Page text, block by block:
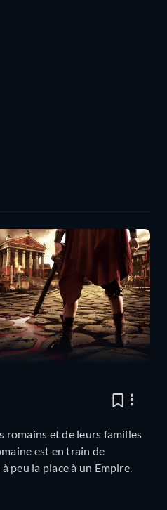
romains et de leurs familles
est en train de
peu la place à un Empire.